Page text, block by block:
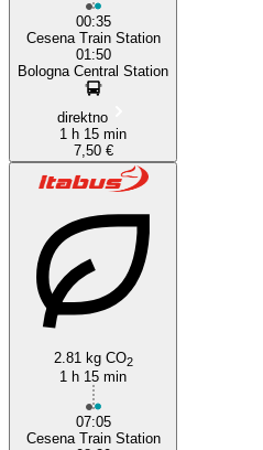
00:35
Cesena Train Station
01:50
Bologna Central Station
direktno
1 h 15 min
7,50 €
2.81 kg CO2
1 h 15 min
07:05
Cesena Train Station